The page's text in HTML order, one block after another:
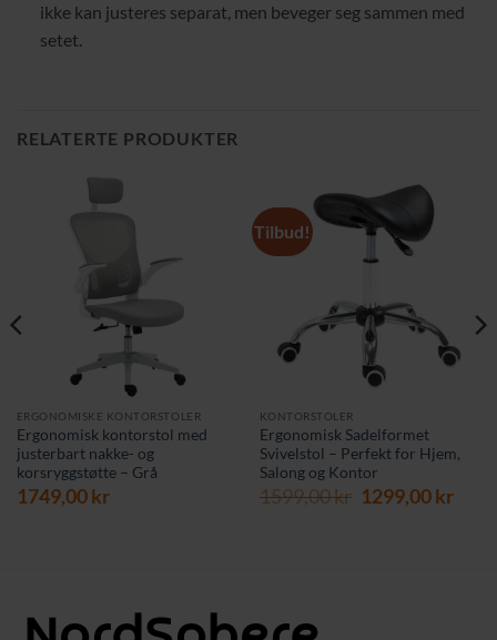
ikke kan justeres separat, men beveger seg sammen med
setet.
RELATERTE PRODUKTER
ERGONOMISKE KONTORSTOLER
Ergonomisk kontorstol med
justerbart nakke- og
korsryggstøtte – Grå
1749,00kr
Tilbud!
KONTORSTOLER
Ergonomisk Sadelformet
Svivelstol – Perfekt for Hjem,
Salong og Kontor
1599,00kr Opprinnelig
1299,00kr